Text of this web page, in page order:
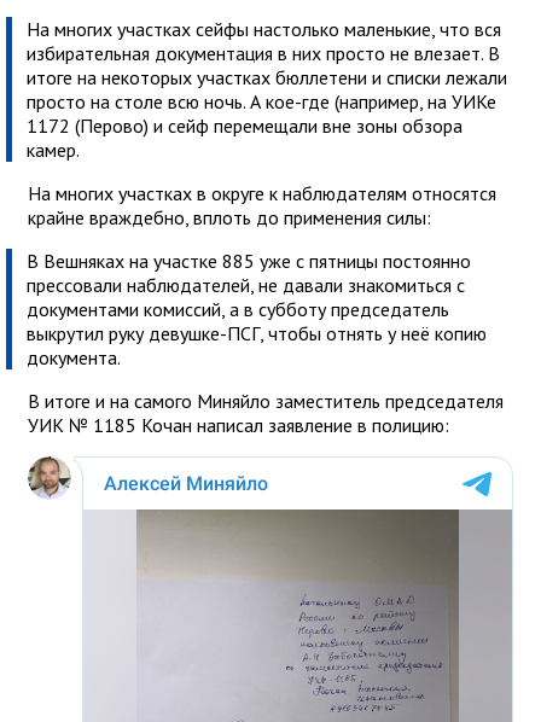
На многих участках сейфы настолько маленькие, что вся
избирательная документация в них просто не влезает. В
итоге на некоторых участках бюллетени и списки лежали
просто на столе всю ночь. А кое-где (например, на УИКе
1172 (Перово) и сейф перемещали вне зоны обзора
камер.
На многих участках в округе к наблюдателям относятся
крайне враждебно, вплоть до применения силы:
В Вешняках на участке 885 уже с пятницы постоянно
прессовали наблюдателей, не давали знакомиться с
документами комиссий, а в субботу председатель
выкрутил руку девушке-ПСГ, чтобы отнять у неё копию
документа.
В итоге и на самого Миняйло заместитель председателя
УИК № 1185 Кочан написал заявление в полицию: